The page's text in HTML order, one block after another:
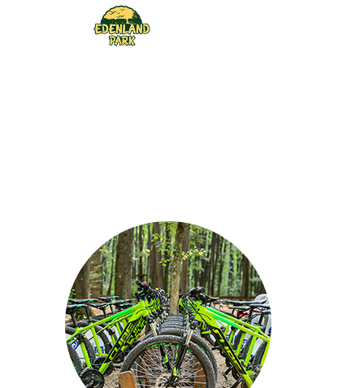
DRINKS
GRUPURI
SI EVENIMENTE
CONTACT